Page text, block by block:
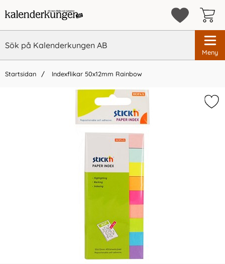
Meny
Startsidan Indexflikar 50x12mm Rainbow
Vi rekommenderar
Indexflikar och Frixion clicker